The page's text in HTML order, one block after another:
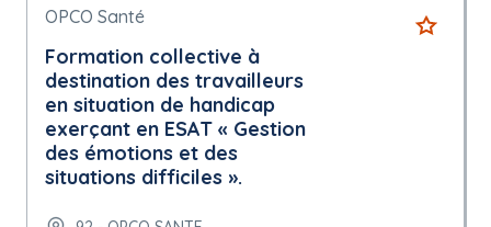
OPCO Santé
Formation collective à
destination des travailleurs
en situation de handicap
exerçant en ESAT « Gestion
des émotions et des
situations difficiles ».